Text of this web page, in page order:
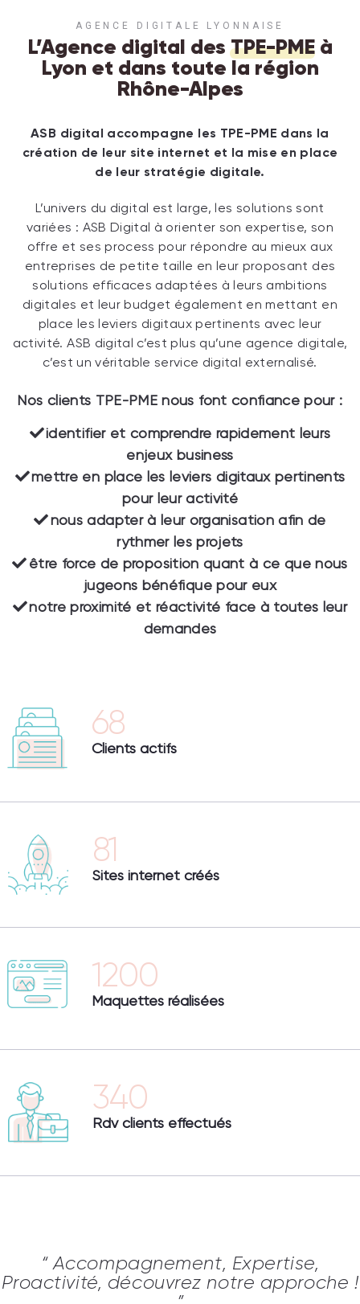
AGENCE DIGITALE LYONNAISE
L’Agence digital des TPE-PME à
Lyon et dans toute la région
Rhône-Alpes
ASB digital accompagne les TPE-PME dans la
création de leur site internet et la mise en place
de leur stratégie digitale.
L’univers du digital est large, les solutions sont
variées : ASB Digital à orienter son expertise, son
offre et ses process pour répondre au mieux aux
entreprises de petite taille en leur proposant des
solutions efficaces adaptées à leurs ambitions
digitales et leur budget également en mettant en
place les leviers digitaux pertinents avec leur
activité. ASB digital c’est plus qu’une agence digitale,
c’est un véritable service digital externalisé.
Nos clients TPE-PME nous font confiance pour :
identifier et comprendre rapidement leurs
enjeux business
mettre en place les leviers digitaux pertinents
pour leur activité
nous adapter à leur organisation afin de
rythmer les projets
être force de proposition quant à ce que nous
jugeons bénéfique pour eux
notre proximité et réactivité face à toutes leur
demandes
68
Clients actifs
81
Sites internet créés
1200
Maquettes réalisées
340
Rdv clients effectués
“ Accompagnement, Expertise,
Proactivité, découvrez notre approche !